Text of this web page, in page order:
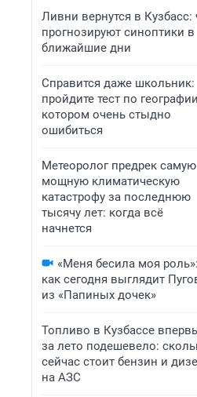
Ливни вернутся в Кузбасс:
прогнозируют синоптики в
ближайшие дни
Справится даже школьник:
пройдите тест по
котором очень стыдно
ошибиться
Метеоролог предрек самую
мощную климатическую
катастрофу за последнюю
тысячу лет: когда всё
начнется
«Меня бесила моя роль»:
как сегодня выглядит
из «Папиных дочек»
Топливо в Кузбассе
за лето подешевело:
сейчас стоит бензин и
на АЗС